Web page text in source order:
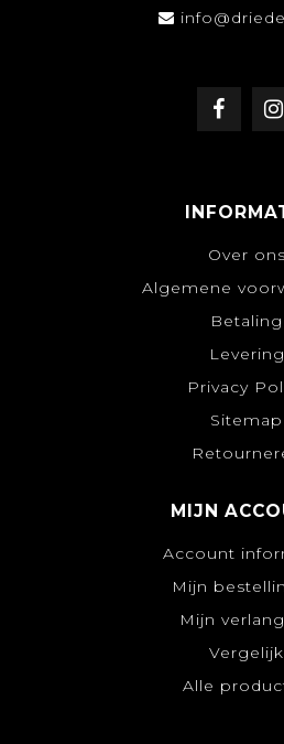
Over ons
Algemene
Betaling
Levering
Privacy
Sitemap
MIJN
Account
Mijn
Mijn
Vergelijk
Alle